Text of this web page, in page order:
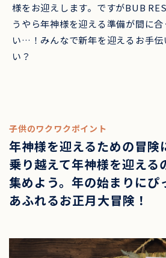
団体宿泊・イベントに
天才キャンプについて
様をお迎えします。ですがBUB
うやら年神様を迎える準備が間に
い…！みんなで新年を迎えるお手
い？
子供のワクワクポイント
年神様を迎えるための冒険
乗り越えて年神様を迎える
集めよう。年の始まりにぴ
あふれるお正月大冒険！